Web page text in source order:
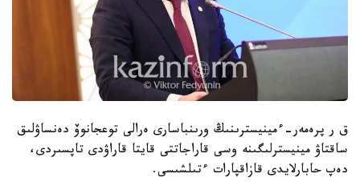
ق ر پرەمەر-ءمينيسترىنىڭ ورىنباسارى ەرالى توعجانوۆ دەنساۋلىق
ساقتاۋ مينيسترلىگىنە وسى قاراجاتتى قايتا قاراۋدى تاپسىردى،
دەپ حابارلايدى قازاقپارات ءتىلشىسى.